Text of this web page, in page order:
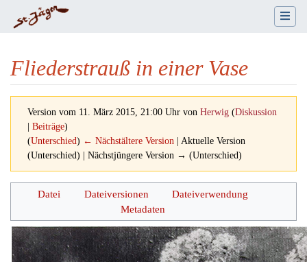
Fliederstrauß in einer Vase
Version vom 11. März 2015, 21:00 Uhr von Herwig (Diskussion
Beiträge)
(Unterschied) ← Nächstältere Version | Aktuelle Version
(Unterschied) | Nächstjüngere Version → (Unterschied)
Wechseln zu: Navigation,Suche
Datei Dateiversionen
Dateiverwendung
Metadaten